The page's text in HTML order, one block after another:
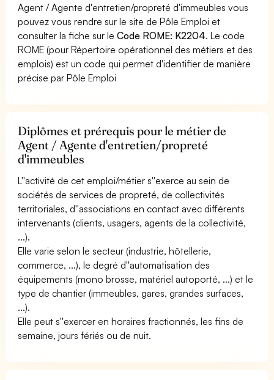
Agent / Agente d'entretien/propreté d'immeubles vous
pouvez vous rendre sur le site de Pôle Emploi et
consulter la fiche sur leCode ROME: K2204. Le code
ROME (pour Répertoire opérationnel des métiers et des
emplois) est un code qui permet d'identifier de manière
précise par Pôle Emploi
Diplômes et prérequis pour le métier de
Agent / Agente d'entretien/propreté
d'immeubles
L''activité de cet emploi/métier s''exerce au sein de
sociétés de services de propreté, de collectivités
territoriales, d''associations en contact avec différents
intervenants (clients, usagers, agents de la collectivité,
...).
Elle varie selon le secteur (industrie, hôtellerie,
commerce, ...), le degré d''automatisation des
équipements (mono brosse, matériel autoporté, ...) et le
type de chantier (immeubles, gares, grandes surfaces,
...).
Elle peut s''exercer en horaires fractionnés, les fins de
semaine, jours fériés ou de nuit.